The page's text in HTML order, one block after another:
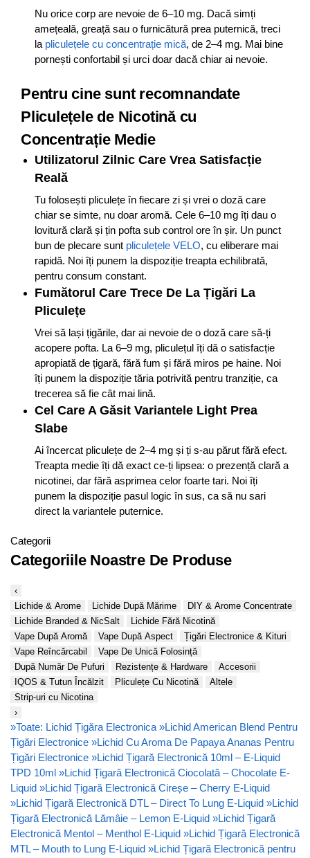
Nu orice corp are nevoie de 6–10 mg. Dacă simți
amețeală, greață sau o furnicătură prea puternică, treci
la pliculețele cu concentrație mică, de 2–4 mg. Mai bine
pornești confortabil și urci doar dacă chiar ai nevoie.
Pentru cine sunt recomnandate
Pliculețele de Nicotină cu
Concentrație Medie
Utilizatorul Zilnic Care Vrea Satisfacție
Reală
Tu folosești pliculețe în fiecare zi și vrei o doză care
chiar se simte, nu doar aromă. Cele 6–10 mg îți dau o
lovitură clară și țin pofta sub control ore în șir. Un punct
bun de plecare sunt pliculețele VELO, cu eliberare mai
rapidă. Noi îți punem la dispoziție treapta echilibrată,
pentru consum constant.
Fumătorul Care Trece De La Țigări La
Pliculețe
Vrei să lași țigările, dar ai nevoie de o doză care să-ți
acopere pofta. La 6–9 mg, pliculețul îți dă o satisfacție
apropiată de țigară, fără fum și fără miros pe haine. Noi
îți punem la dispoziție tăria potrivită pentru tranziție, ca
trecerea să fie cât mai lină.
Cel Care A Găsit Variantele Light Prea
Slabe
Ai încercat pliculețe de 2–4 mg și ți s-au părut fără efect.
Treapta medie îți dă exact ce-ți lipsea: o prezență clară a
nicotinei, dar fără asprimea celor foarte tari. Noi îți
punem la dispoziție pasul logic în sus, ca să nu sari
direct la variantele puternice.
Categorii
Categoriile Noastre De Produse
‹
Lichide & Arome
Lichide După Mărime
DIY & Arome Concentrate
Lichide Branded & NicSalt
Lichide Fără Nicotină
Vape După Aromă
Vape După Aspect
Țigări Electronice & Kituri
Vape Reîncărcabil
Vape De Unică Folosință
După Număr De Pufuri
Rezistențe & Hardware
Accesorii
IQOS & Tutun Încălzit
Pliculețe Cu Nicotină
Altele
Strip-uri cu Nicotina
›
»Toate: Lichid Țigăra Electronica »Lichid American Blend Pentru
Țigări Electronice »Lichid Cu Aroma De Papaya Ananas Pentru
Țigări Electronice »Lichid Țigară Electronică 10ml – E-Liquid
TPD 10ml »Lichid Țigară Electronică Ciocolată – Chocolate E-
Liquid »Lichid Țigară Electronică Cireșe – Cherry E-Liquid
»Lichid Țigară Electronică DTL – Direct To Lung E-Liquid »Lichid
Țigară Electronică Lămâie – Lemon E-Liquid »Lichid Țigară
Electronică Mentol – Menthol E-Liquid »Lichid Țigară Electronică
MTL – Mouth to Lung E-Liquid »Lichid Țigară Electronică pentru